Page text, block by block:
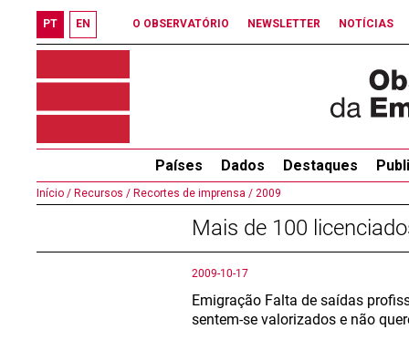
PT EN O OBSERVATÓRIO NEWSLETTER NOTÍCIAS
Países Dados Destaques
Início / Recursos / Recortes de imprensa / 2009
Mais de 100
2009-10-17
Emigração Falta de saídas
sentem-se valorizados e não